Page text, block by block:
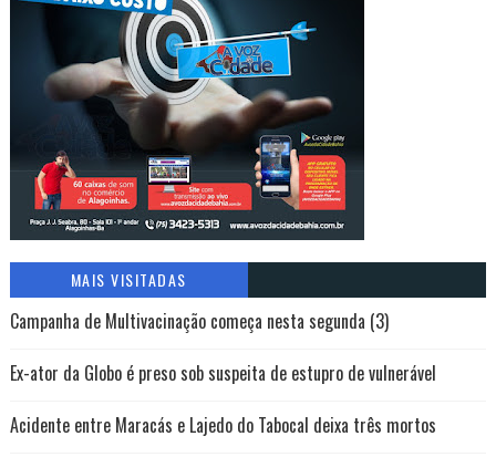
MAIS VISITADAS
Campanha de Multivacinação começa nesta segunda (3)
Ex-ator da Globo é preso sob suspeita de estupro de vulnerável
Acidente entre Maracás e Lajedo do Tabocal deixa três mortos